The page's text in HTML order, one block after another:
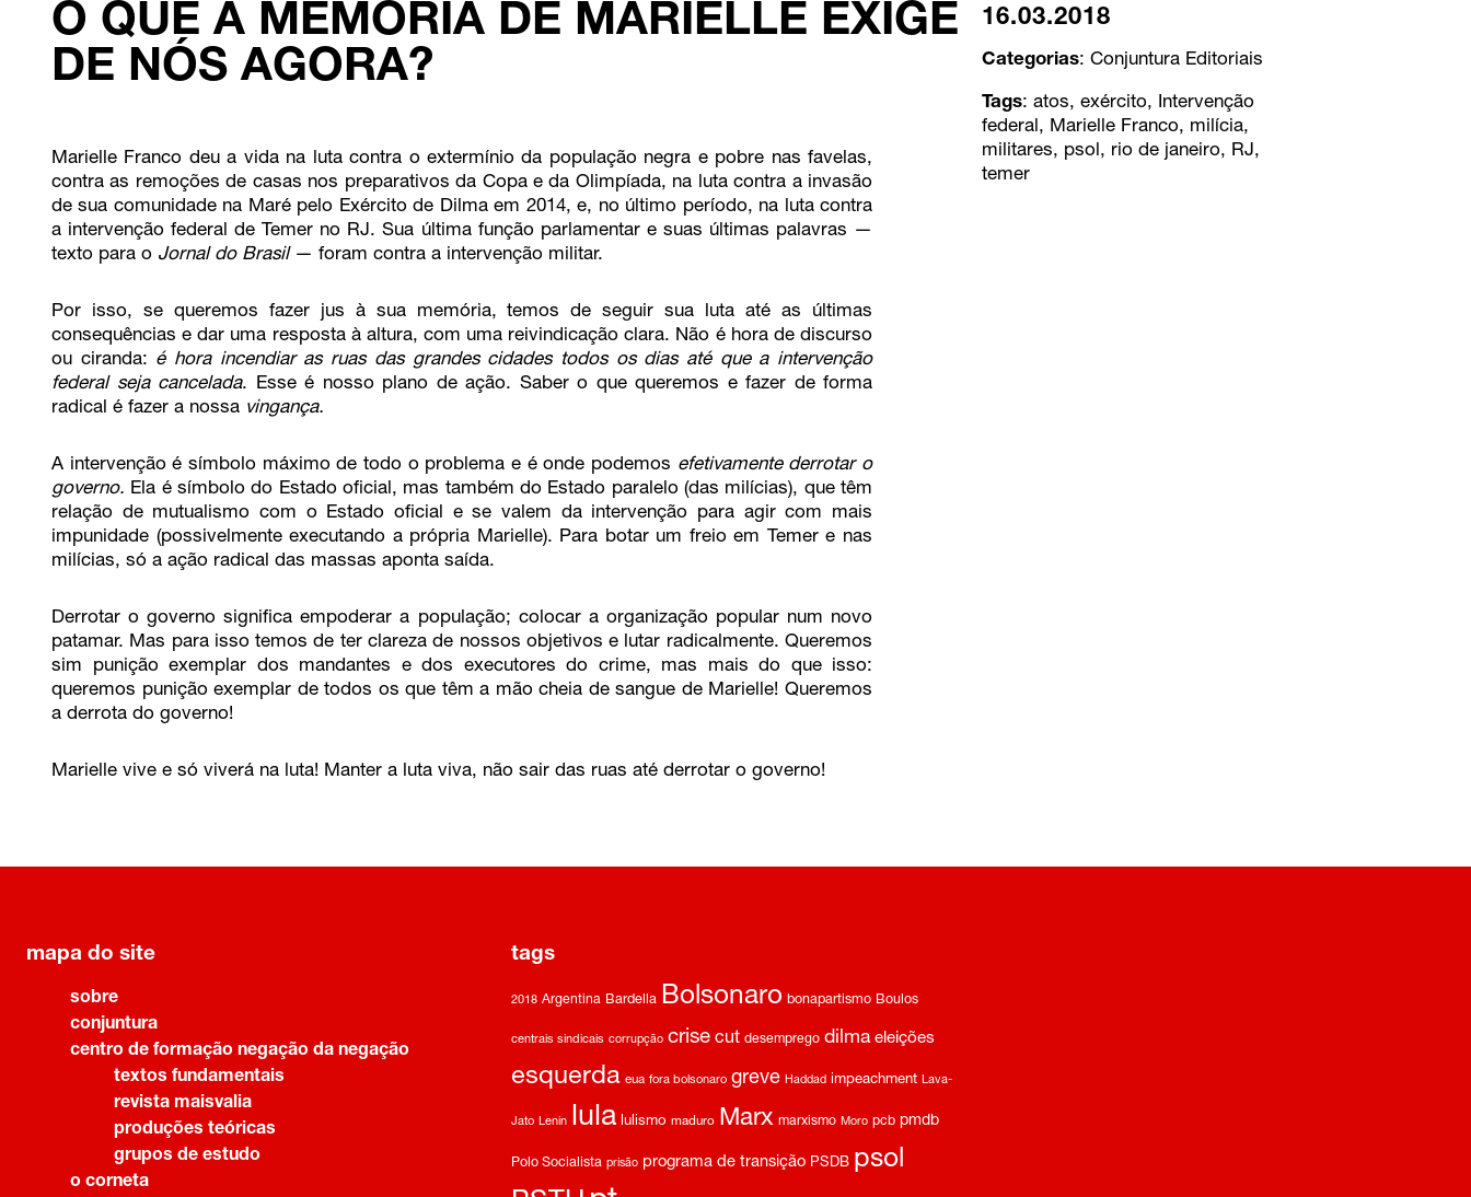
O QUE A MEMÓRIA DE MARIELLE EXIGE
DE NÓS AGORA?
16.03.2018
Categorias: Conjuntura Editoriais
Tags: atos, exército, Intervenção
federal, Marielle Franco, milícia,
militares, psol, rio de janeiro, RJ,
temer
Marielle Franco deu a vida na luta contra o extermínio da população negra e pobre nas favelas,
contra as remoções de casas nos preparativos da Copa e da Olimpíada, na luta contra a invasão
de sua comunidade na Maré pelo Exército de Dilma em 2014, e, no último período, na luta contra
a intervenção federal de Temer no RJ. Sua última função parlamentar e suas últimas palavras —
texto para o Jornal do Brasil— foram contra a intervenção militar.
Por isso, se queremos fazer jus à sua memória, temos de seguir sua luta até as últimas
consequências e dar uma resposta à altura, com uma reivindicação clara. Não é hora de discurso
ou ciranda: é hora incendiar as ruas das grandes cidades todos os dias até que a intervenção
federal seja cancelada. Esse é nosso plano de ação. Saber o que queremos e fazer de forma
radical é fazer a nossa vingança.
A intervenção é símbolo máximo de todo o problema e é onde podemos efetivamente derrotar o
governo. Ela é símbolo do Estado oficial, mas também do Estado paralelo (das milícias), que têm
relação de mutualismo com o Estado oficial e se valem da intervenção para agir com mais
impunidade (possivelmente executando a própria Marielle). Para botar um freio em Temer e nas
milícias, só a ação radical das massas aponta saída.
Derrotar o governo significa empoderar a população; colocar a organização popular num novo
patamar. Mas para isso temos de ter clareza de nossos objetivos e lutar radicalmente. Queremos
sim punição exemplar dos mandantes e dos executores do crime, mas mais do que isso:
queremos punição exemplar de todos os que têm a mão cheia de sangue de Marielle! Queremos
a derrota do governo!
Marielle vive e só viverá na luta! Manter a luta viva, não sair das ruas até derrotar o governo!
mapa do site
sobre
conjuntura
centro de formação negação da negação
textos fundamentais
revista maisvalia
produções teóricas
grupos de estudo
o corneta
tags
2018 Argentina Bardella Bolsonaro bonapartismo Boulos
centrais sindicais corrupção crise cut desemprego dilma eleições
esquerda eua fora bolsonaro greve Haddad impeachment Lava-
Jato Lenin lula lulismo maduro Marx marxismo Moro pcb pmdb
Polo Socialista prisão programa de transição PSDB psol